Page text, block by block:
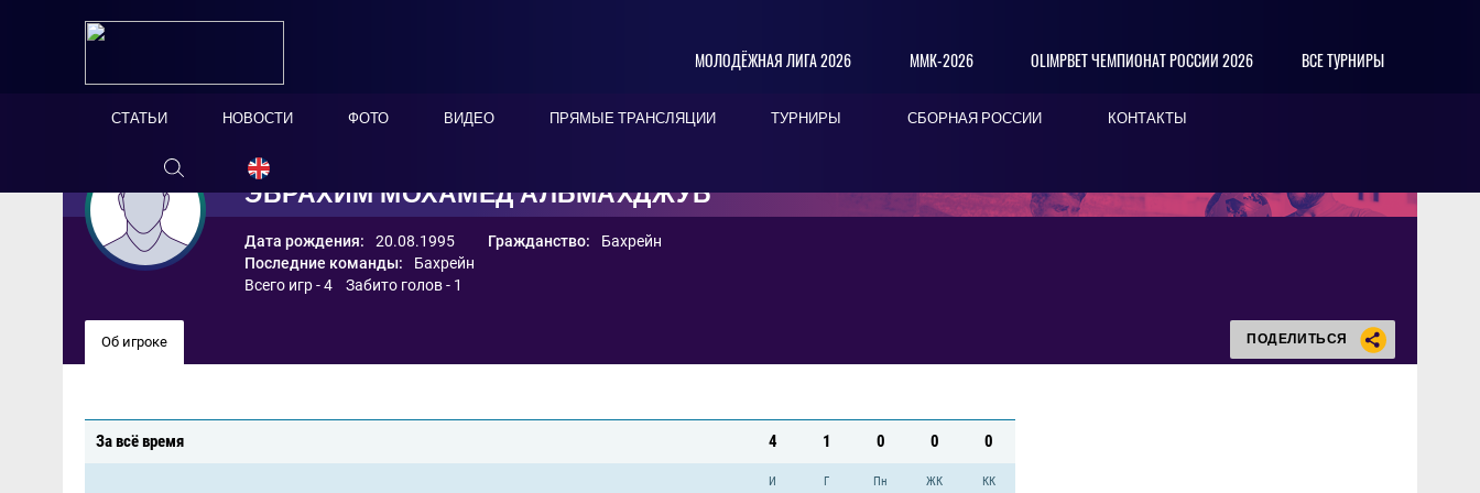
МОЛОДЁЖНАЯ ЛИГА 2026 ММК-2026 OLIMPBET ЧЕМПИОНАТ РОССИИ 2026 ВСЕ ТУРНИРЫ
СТАТЬИ НОВОСТИ ФОТО ВИДЕО ПРЯМЫЕ ТРАНСЛЯЦИИ ТУРНИРЫ СБОРНАЯ РОССИИ КОНТАКТЫ
ЭБРАХИМ МОХАМЕД АЛЬМАХДЖУБ
Дата рождения: 20.08.1995 Гражданство:
Бахрейн
Последние команды:
Бахрейн
Всего игр - 4 Забито голов - 1
Об игроке ПОДЕЛИТЬСЯ
За всё время 4 1 0 0 0
И Г Пн ЖК КК